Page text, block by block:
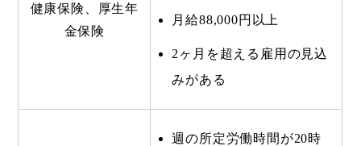
健康保険、厚生年
金保険
月給88,000円以上
2ヶ月を超える雇用の見込
みがある
週の所定労働時間が20時